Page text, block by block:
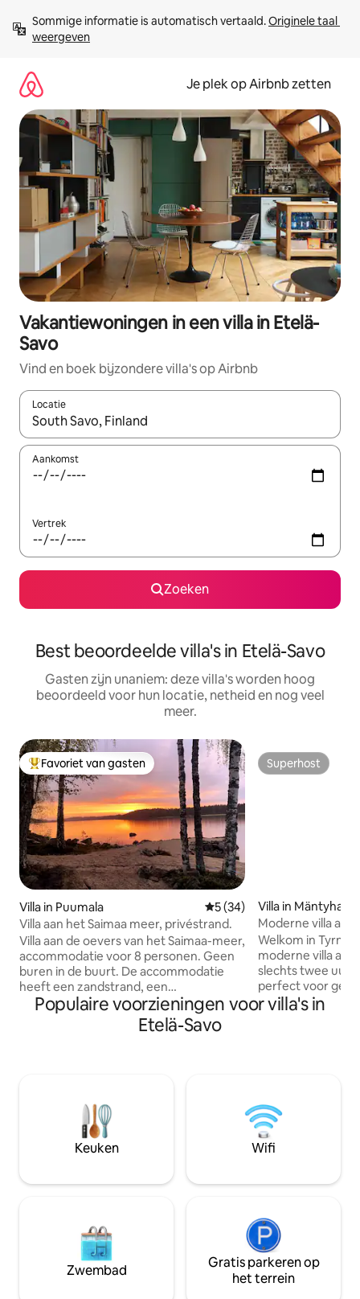
direct
naar
Sommige informatie is automatisch vertaald. Originele taal
weergeven
Je plek op Airbnb zetten
Vakantiewoningen in een villa in Etelä-
Savo
Vind en boek bijzondere villa's op Airbnb
Locatie
Wanneer er resultaten beschikbaar zijn, maak je een keuze
Aankomst
Vertrek
Zoeken
Best beoordeelde villa's in Etelä-Savo
Gasten zijn unaniem: deze villa's worden hoog
beoordeeld voor hun locatie, netheid en nog veel
meer.
Topfavoriet van gasten
Favoriet van gasten
Villa in Puumala Gemiddelde beoordeling
5 (34)
Villa aan het Saimaa meer, privéstrand.
Villa aan de oevers van het Saimaa-meer,
accommodatie voor 8 personen. Geen
buren in de buurt. De accommodatie
heeft een zandstrand, een
houtgestookte sauna, een bijgebouw,
een patio op het strand, een goed
uitgeruste keuken, een Weber-gasgrill, 2
Hier ervaar je prachtige
zonsondergangen en kun je een Saimaa-
ringelrob zien. Perfecte bestemming
voor wie natuur, rust en comfort
kinderen.
Superhost
Superhost
Villa in Mäntyharju
Moderne villa
Welkom in
moderne villa
slechts twee uur
perfect voor
beschikt over een
nachten bij het
luxe, all-season
om comfortabel
maken en te
Populaire voorzieningen voor villa's in
Etelä-Savo
Keuken Wifi
Zwembad
Gratis parkeren op
het terrein